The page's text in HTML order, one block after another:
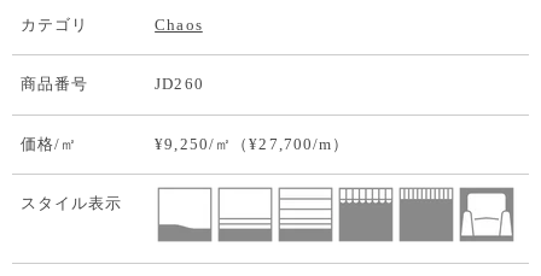
カテゴリ Chaos
商品番号 JD260
価格/㎡ ¥9,250/㎡（¥27,700/m）
スタイル表示